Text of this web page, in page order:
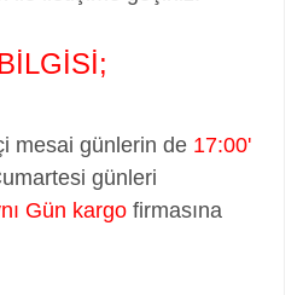
mesai günlerin de 17:00'
günleri
Gün kargo firmasına